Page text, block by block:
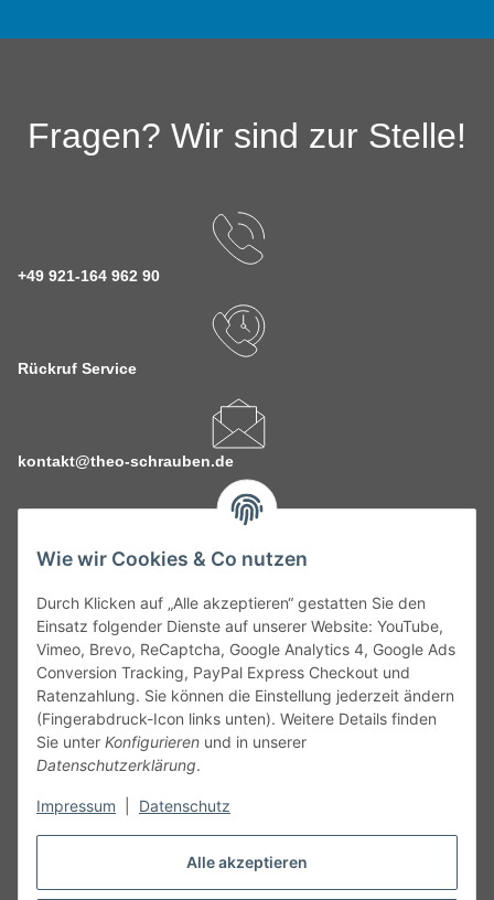
Alle akzeptieren
Wie wir Cookies & Co nutzen
Durch Klicken auf „Alle akzeptieren“ gestatten Sie den
Einsatz folgender Dienste auf unserer Website: YouTube,
Vimeo, Brevo, ReCaptcha, Google Analytics 4, Google Ads
Conversion Tracking, PayPal Express Checkout und
Ratenzahlung. Sie können die Einstellung jederzeit ändern
(Fingerabdruck-Icon links unten). Weitere Details finden
Sie unter Konfigurieren und in unserer
Datenschutzerklärung.
Impressum Datenschutz
Fragen? Wir sind zur Stelle!
+49 921-164 962 90
Rückruf Service
kontakt@theo-schrauben.de
Service
Gesetzliche Informationen
Alle technischen Angaben ohne Gewähr. Irrtümer und fehlerhafte
Angaben vorbehalten. Wenn Sie Datenblätter oder spezielle
unseren Kundenservice. Abbildungen der Artikel können
Vertrag widerrufen